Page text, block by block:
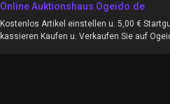
Online Auktionshaus Ogeido.de
Kostenlos Artikel einstellen u. 5,00 €
kassieren Kaufen u. Verkaufen Sie auf